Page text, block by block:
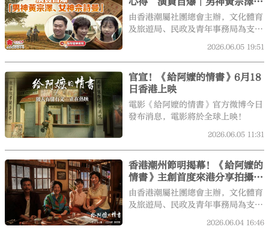
大公文匯
女神佘詩曼」
由香港潮屬社團總會主辦，文化體育
及旅遊局、民政及青年事務局為支持
州節」，今日（5日）起一連5天在
香港會議展覽中心舉行。活動更特邀
《給阿嬤的情書》的3位主創演員到
場，分享拍攝期間的難忘經歷與趣
事，在港引爆「阿嬤」狂熱。
2026.06.05 19:51
官宣！《給阿嬤的情書》6月18
日香港上映
電影《給阿嬤的情書》官方微博今日
發布消息，電影將於全球上映！
2026.06.05 11:31
香港潮州節明揭幕！《給阿嬤的
情書》主創首度來港分享拍攝趣
事
由香港潮屬社團總會主辦，文化體育
及旅遊局、民政及青年事務局為支持
2026.06.04 16:46